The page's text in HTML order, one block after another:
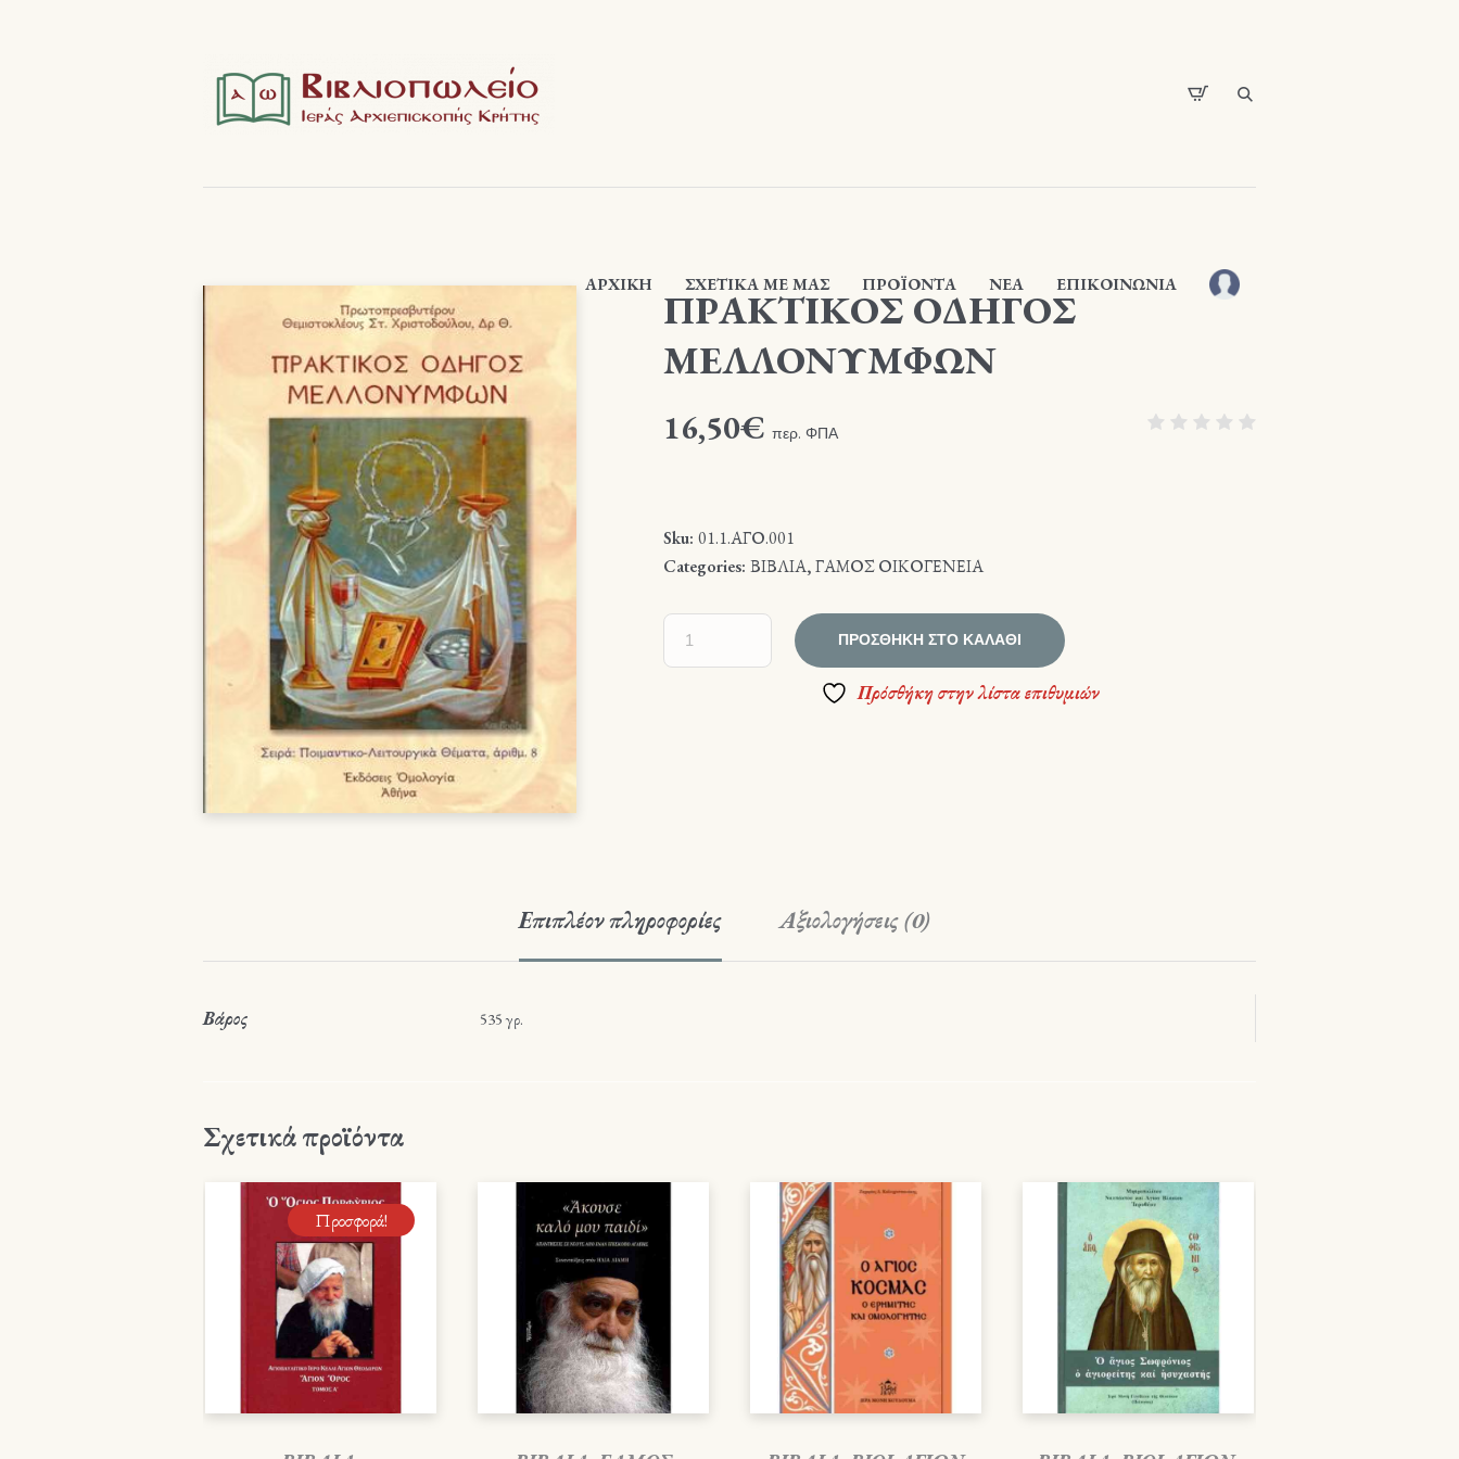
ΑΡΧΙΚΉ ΣΧΕΤΙΚΆ ΜΕ ΜΑΣ ΠΡΟΪΟΝΤΑ ΝΕΑ ΕΠΙΚΟΙΝΩΝΙΑ
ΠΡΑΚΤΙΚΟΣ ΟΔΗΓΟΣ
ΜΕΛΛΟΝΥΜΦΩΝ
16,50€ περ. ΦΠΑ
Sku:01.1.ΑΓΟ.001
Categories:ΒΙΒΛΙΑ,ΓΑΜΟΣ ΟΙΚΟΓΕΝΕΙΑ
ΠΡΟΣΘΉΚΗ ΣΤΟ ΚΑΛΆΘΙ
Πρόσθήκη στην λίστα επιθυμιών
Επιπλέον πληροφορίες Αξιολογήσεις (0)
Βάρος 535 γρ.
Σχετικά προϊόντα
Προσφορά!